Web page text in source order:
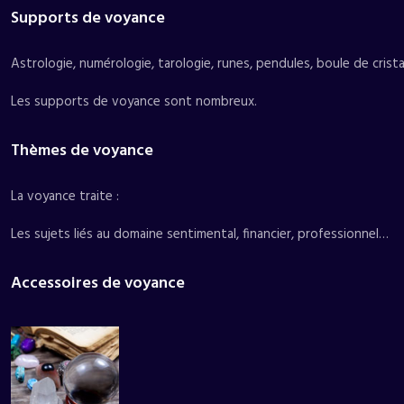
Supports de voyance
Astrologie, numérologie, tarologie, runes, pendules, boule de
Les supports de voyance sont nombreux.
Thèmes de voyance
La voyance traite :
Les sujets liés au domaine sentimental, financier, professionnel…
Accessoires de voyance